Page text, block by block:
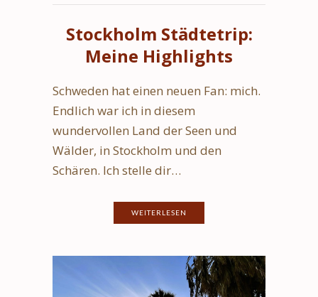
Stockholm Städtetrip:
Meine Highlights
Schweden hat einen neuen Fan: mich.
Endlich war ich in diesem
wundervollen Land der Seen und
Wälder, in Stockholm und den
Schären. Ich stelle dir…
WEITERLESEN